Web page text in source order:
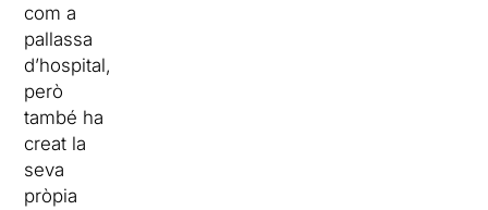
com a
pallassa
d’hospital,
però
també ha
creat la
seva
pròpia